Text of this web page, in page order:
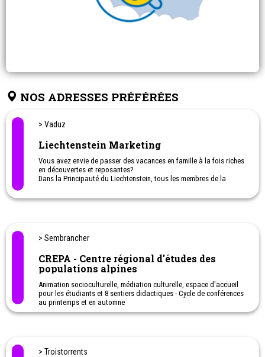
NOS ADRESSES PRÉFÉRÉES
> Vaduz
Liechtenstein Marketing
Vous avez envie de passer des vacances en famille à la fois riches
en découvertes et reposantes?
Dans la Principauté du Liechtenstein, tous les membres de la
excursion avec des lamas ou un alder ou vous rafraîchir dans le
La station de Malbun, qui a reçu le label de qualité "Family
Destination", est entièrement axée sur les besoins des enfants, des
parents et des grands-parents grâce à ses offres. Les prestataires
touristiques se penchent continuellement sur le thème de la
qualité et se consacrent en particulier à la qualité des services
dans le domaine de l'accueil des familles.
> Sembrancher
CREPA - Centre régional d'études des
populations alpines
Animation socioculturelle, médiation culturelle, espace d'accueil
pour les étudiants et 8 sentiers didactiques - Cycle de conférences
au printemps et en automne
> Troistorrents